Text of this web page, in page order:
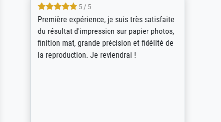
4.5 / 5
ik beoordeel Meisterdrucke zeer positief.
Door de 69505 beschikbare kunstenaars
scrollen is echter onbegonnen werk (na
stoppen begint het weer van voor af aan).